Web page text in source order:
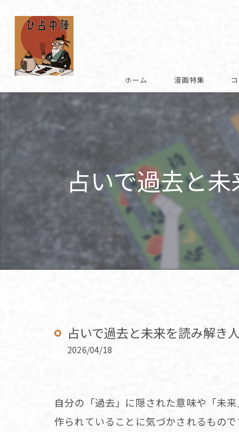
ホーム 漫画特集
復刻への想い
占いで過去と
占いで過去と未来を読み解き
2026/04/18
自分の「過去」に隠された意味や「未
作られていることに気づかされるもの